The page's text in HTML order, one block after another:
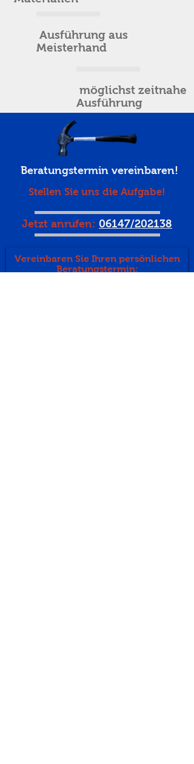
Ausführung aus
Meisterhand
möglichst zeitnahe
Ausführung
Beratungstermin vereinbaren!
Stellen Sie uns die Aufgabe!
Jetzt anrufen: 06147/202138
Vereinbaren Sie Ihren persönlichen
Beratungstermin: